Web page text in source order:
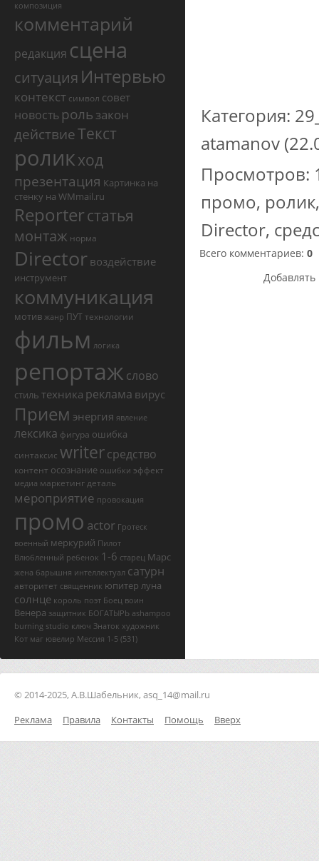
композиция
комментарий
редакция сцена
ситуация Интервью
контекст символ совет
новость роль закон
действиеТекст
роликход
презентация Картинка на
стенку на WMmail.ru
Reporterстатья
монтаж норма
Director воздействие
инструмент
коммуникация
мотив жанр ПУТ технологии
фильм логика
репортаж слово
стиль техника реклама вирус
Прием энергия явление
лексика фигура ошибка
синтаксис writerсредство
контент осознание ошибки эффект
медиа маркетингдеталь
мероприятие провокация
промо actor Гротеск
военный меркурий Пилот
Влюбленный ребенок 1-6 старец Марс
жена барышня интеллектуал сатурн
авторитет священник юпитер луна
солнце король поэт Боец воин
Венера защитник БОГАТЫРЬ ashampoo
burning studio ключ Знаток художник
Кот маг ювелир Мессия 1-5 (531)
Категория:
atamanov
Просмотров:
промо, ролик
Director,
Всего комментариев: 0
Добавлять
© 2014-2025, А.В.Шабельник, asq_14@mail.ru
Реклама
Правила Контакты Помощь Вверх